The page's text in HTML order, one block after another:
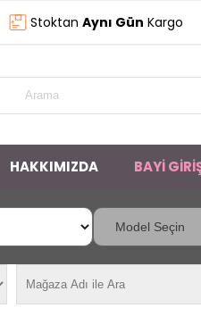
StoktanAynı GünKargo
HAKKIMIZDA BAYİ